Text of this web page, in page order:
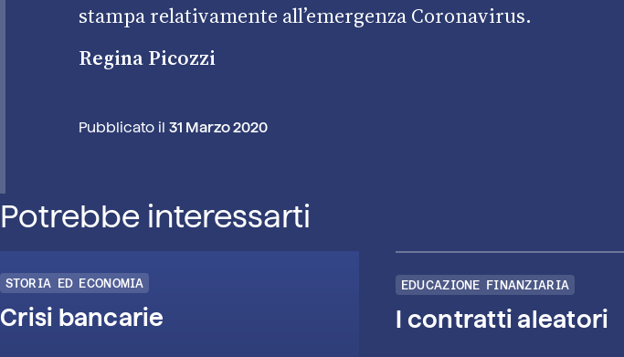
stampa relativamente all’emergenza Coronavirus.
Regina Picozzi
Pubblicato il 31 Marzo 2020
Potrebbe interessarti
STORIA ED ECONOMIA
Crisi bancarie
EDUCAZIONE FINANZIARIA
I contratti aleatori